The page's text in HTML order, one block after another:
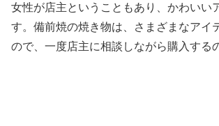
女性が店主ということもあり、かわいい
す。備前焼の焼き物は、さまざまなアイ
ので、一度店主に相談しながら購入する